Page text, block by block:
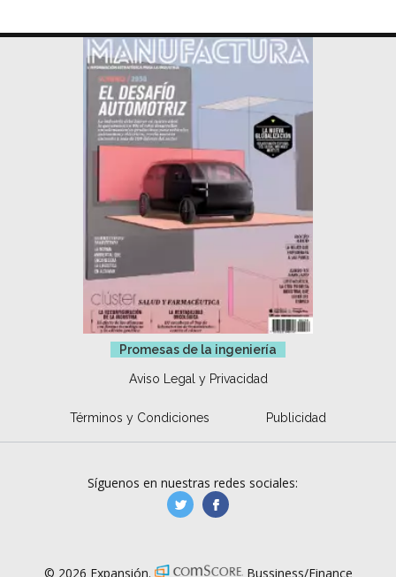
Promesas de la ingeniería
Aviso Legal y Privacidad
Términos y Condiciones Publicidad
Síguenos en nuestras redes sociales:
manufacturaGE
© 2026 Expansión. Bussiness/Finance